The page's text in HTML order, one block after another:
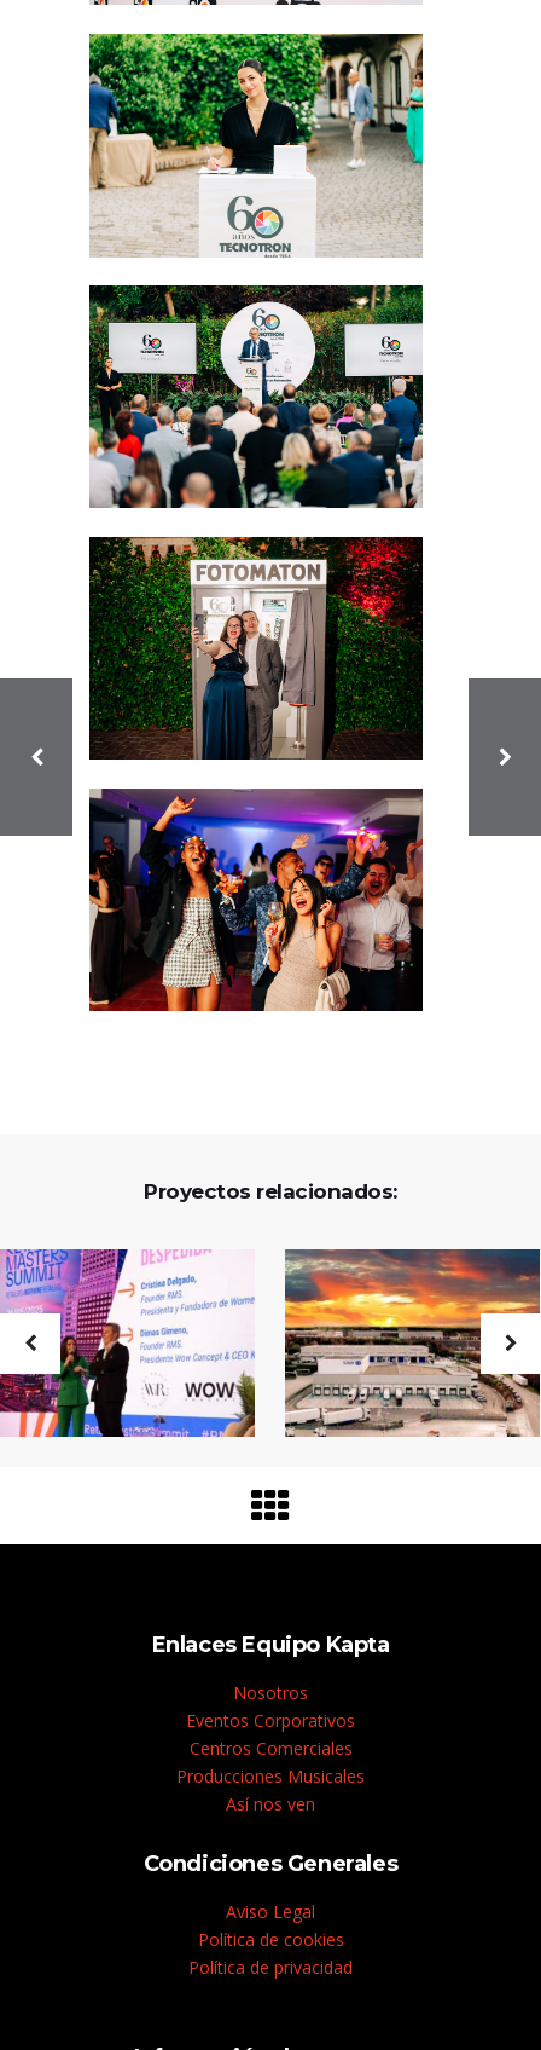
Proyectos relacionados:
Enlaces Equipo Kapta
Nosotros
Eventos Corporativos
Centros Comerciales
Producciones Musicales
Así nos ven
Condiciones Generales
Aviso Legal
Política de cookies
Política de privacidad